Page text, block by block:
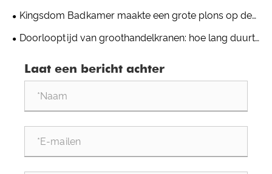
139e Canton Fair: welkom bij stand B 9.1 J14-15
Kingsdom Badkamer maakte een grote plons op de
Shanghai Kitchen & Bath Expo uit 2025:
Doorlooptijd van groothandelkranen: hoe lang duurt
Laat een bericht achter